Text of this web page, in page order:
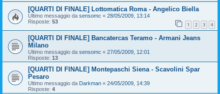
[QUARTI DI FINALE] Lottomatica Roma - Angelico Biella
Ultimo messaggio da sensomc « 28/05/2009, 13:14
Risposte: 53 1 2 3 4
[QUARTI DI FINALE] Bancatercas Teramo - Armani Jeans
Milano
Ultimo messaggio da sensomc « 27/05/2009, 12:01
Risposte: 13
[QUARTI DI FINALE] Montepaschi Siena - Scavolini Spar
Pesaro
Ultimo messaggio da Darkman « 24/05/2009, 14:39
Risposte: 4